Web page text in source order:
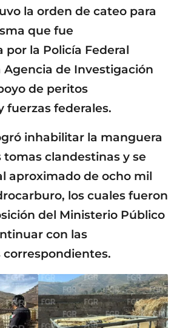
la orden de cateo para
que fue
la Policía Federal
Agencia de Investigación
de peritos
fuerzas federales.
inhabilitar la manguera
tomas clandestinas y se
aproximado de ocho mil
los cuales fueron
del Ministerio Público
con las